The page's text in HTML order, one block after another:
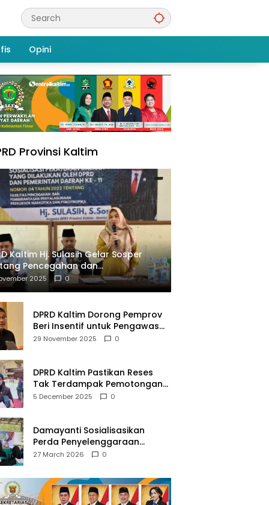
Opini
Provinsi Kaltim
Kaltim Hj. Sulasih Gelar Sosper
Pencegahan dan
NAPZA
2025 0
DPRD Kaltim Dorong Pemprov
Beri Insentif untuk Pengawas
Madrasah dan Pendidikan
29 November 2025 0
DPRD Kaltim Pastikan Reses
Tak Terdampak Pemotongan
Transfer Dana Pusat
5 December 2025 0
Damayanti Sosialisasikan
Perda Penyelenggaraan
Pendidikan Pancasila dan
27 March 2026 0